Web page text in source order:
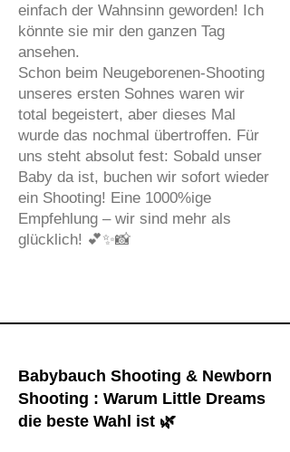
einfach der Wahnsinn geworden! Ich
könnte sie mir den ganzen Tag
ansehen.
Schon beim Neugeborenen-Shooting
unseres ersten Sohnes waren wir
total begeistert, aber dieses Mal
wurde das nochmal übertroffen. Für
uns steht absolut fest: Sobald unser
Baby da ist, buchen wir sofort wieder
ein Shooting! Eine 1000%ige
Empfehlung – wir sind mehr als
glücklich! 💕✨📸
Babybauch Shooting & Newborn
Shooting : Warum Little Dreams
die beste Wahl ist 🌿